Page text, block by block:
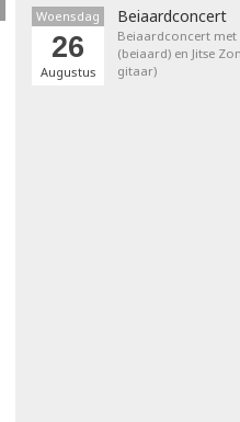
Woensdag
26
Augustus
Beiaardconcert
Beiaardconcert met
(beiaard) en Jitse
gitaar)